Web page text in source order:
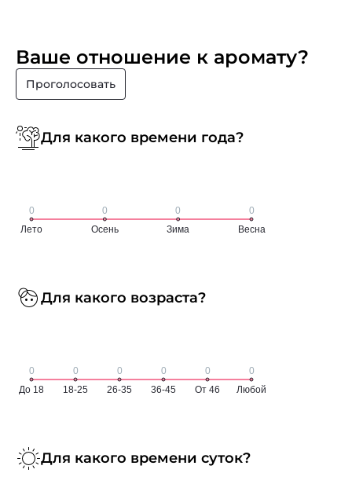
Ваше отношение к аромату?
Проголосовать
Для какого времени года?
Для какого возраста?
Для какого времени суток?